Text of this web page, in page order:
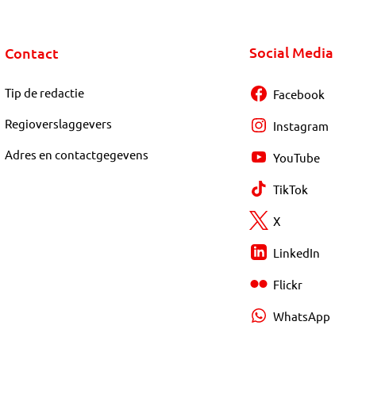
Contact
Tip de redactie
Regioverslaggevers
Adres en contactgegevens
Social Media
Facebook
Instagram
YouTube
TikTok
X
LinkedIn
Flickr
WhatsApp